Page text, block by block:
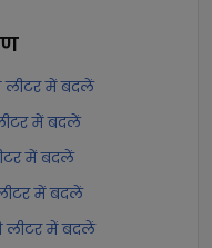
लीटर में बदलें
लीटर में बदलें
में बदलें
लीटर में बदलें
लीटर में बदलें